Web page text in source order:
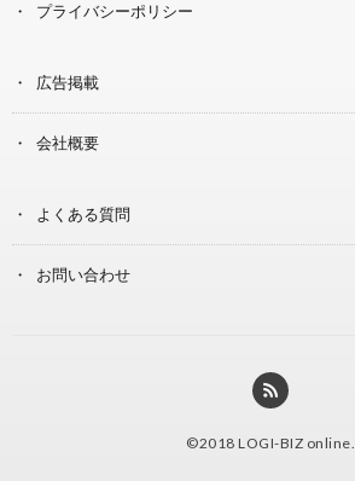
プライバシーポリシー
広告掲載
会社概要
よくある質問
お問い合わせ
©2018 LOGI-BIZ online.